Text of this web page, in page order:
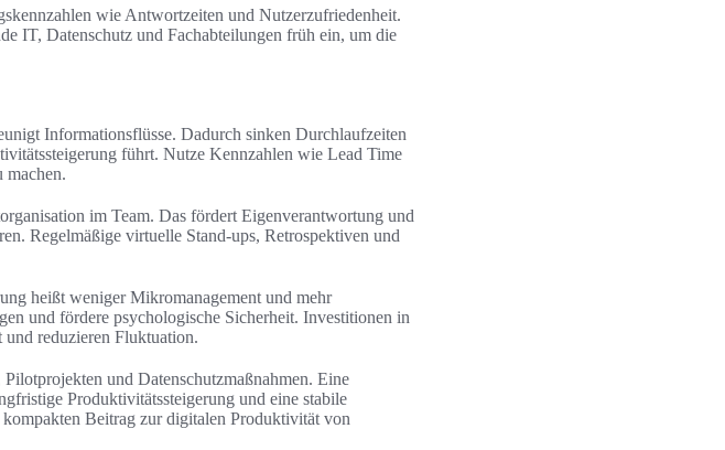
wie Antwortzeiten und Nutzerzufriedenheit.
IT, Datenschutz und Fachabteilungen früh ein, um die
Informationsflüsse. Dadurch sinken Durchlaufzeiten
führt. Nutze Kennzahlen wie Lead Time
machen.
im Team. Das fördert Eigenverantwortung und
Regelmäßige virtuelle Stand-ups, Retrospektiven und
heißt weniger Mikromanagement und mehr
und fördere psychologische Sicherheit. Investitionen in
reduzieren Fluktuation.
und Datenschutzmaßnahmen. Eine
Produktivitätssteigerung und eine stabile
Beitrag zur digitalen Produktivität von